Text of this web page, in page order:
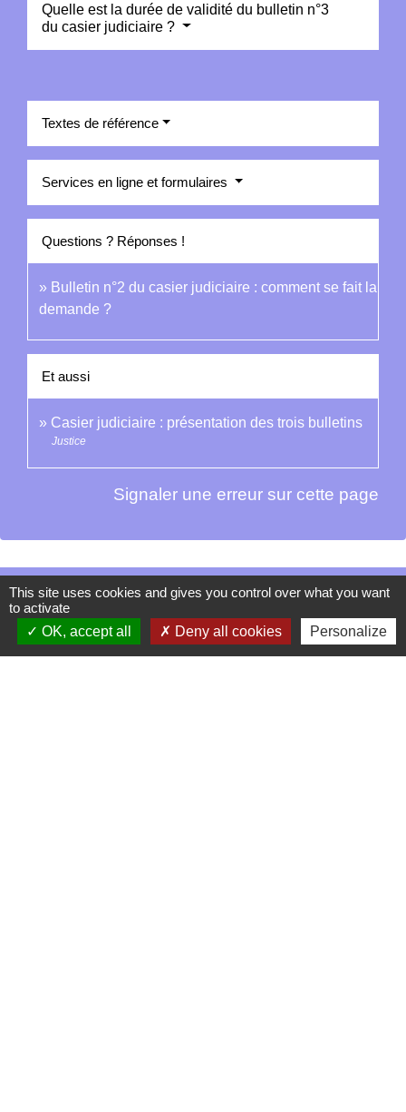
Quelle est la durée de validité du bulletin n°3
du casier judiciaire ?
Textes de référence
Services en ligne et formulaires
Questions ? Réponses !
Bulletin n°2 du casier judiciaire : comment se fait la
demande ?
Et aussi
Casier judiciaire : présentation des trois bulletins
Justice
Signaler une erreur sur cette page
Contacts
La Garde-Adhémar
25, rue Pauline de Simiane
This site uses cookies and gives you control over what you want
to activate
OK, accept all
Deny all cookies Personalize